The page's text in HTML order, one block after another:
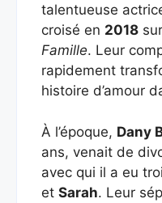
talentueuse
croisé en 2018
Famille. Leur
rapidement
histoire d’amour
À l’époque, Dany
ans, venait de
avec qui il a eu
et Sarah. Leur